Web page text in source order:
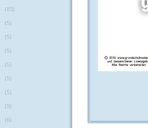
(83)
(5)
(5)
(5)
(5)
(5)
(5)
(9)
(6)